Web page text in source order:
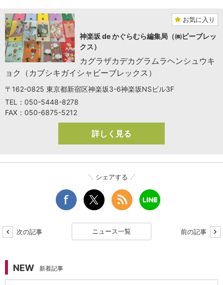
お気に入り
神楽坂 de かぐらむら編集局（㈱ビーブレッ
クス）
カグラザカデカグラムラヘンシュウキ
ョク（カブシキガイシャビーブレックス）
〒162-0825 東京都新宿区神楽坂3-6神楽坂NSビル3F
TEL：050-5448-8278
FAX：050-6875-5212
詳しく見る
シェアする
次の記事 ニュース一覧 前の記事
NEW 新着記事